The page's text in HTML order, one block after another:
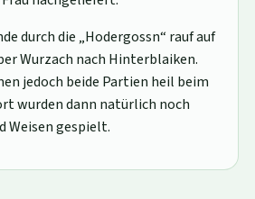
durch die „Hodergossn“ rauf auf
Wurzach nach Hinterblaiken.
jedoch beide Partien heil beim
wurden dann natürlich noch
Weisen gespielt.